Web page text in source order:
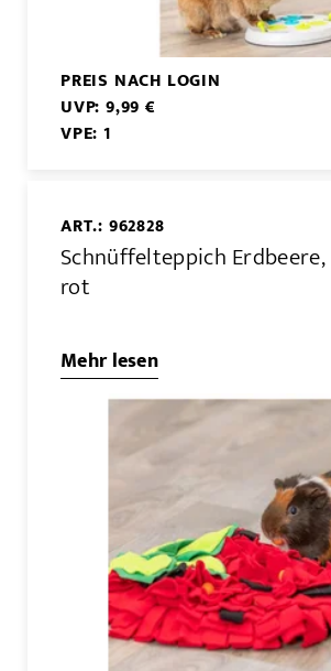
PREIS NACH LOGIN
UVP: 9,99 €
VPE: 1
ART.: 962828
Schnüffelteppich Erdbeere,
rot
Mehr lesen